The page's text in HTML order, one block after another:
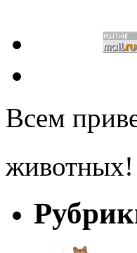
Всем
животных!